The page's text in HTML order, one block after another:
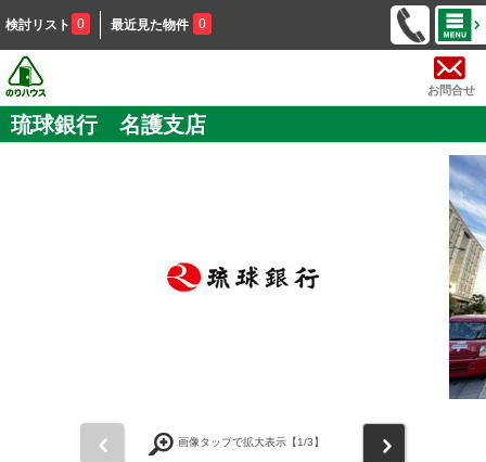
検討リスト 0 最近見た物件 0
お問合せ
琉球銀行 名護支店
画像タップで拡大表示【1/3】